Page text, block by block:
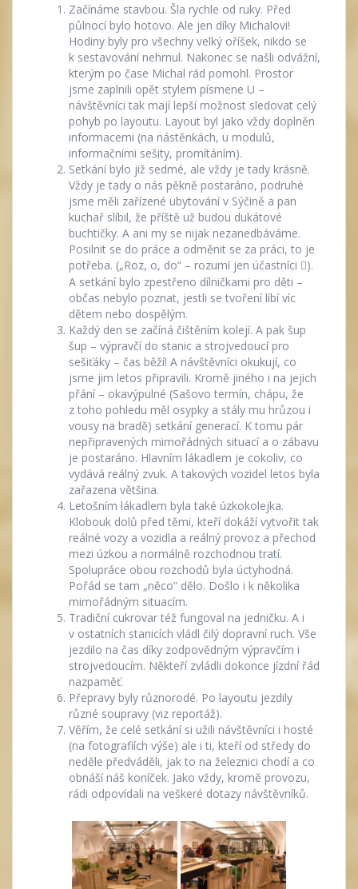
Začínáme stavbou. Šla rychle od ruky. Před
půlnocí bylo hotovo. Ale jen díky Michalovi!
Hodiny byly pro všechny velký oříšek, nikdo se
k sestavování nehrnul. Nakonec se našli odvážní,
kterým po čase Michal rád pomohl. Prostor
jsme zaplnili opět stylem písmene U –
návštěvníci tak mají lepší možnost sledovat celý
pohyb po layoutu. Layout byl jako vždy doplněn
informacemi (na nástěnkách, u modulů,
informačními sešity, promítáním).
Setkání bylo již sedmé, ale vždy je tady krásně.
Vždy je tady o nás pěkně postaráno, podruhé
jsme měli zařízené ubytování v Sýčině a pan
kuchař slíbil, že příště už budou dukátové
buchtičky. A ani my se nijak nezanedbáváme.
Posilnit se do práce a odměnit se za práci, to je
potřeba. („Roz, o, do“ – rozumí jen účastníci ).
A setkání bylo zpestřeno dílničkami pro děti –
občas nebylo poznat, jestli se tvoření líbí víc
dětem nebo dospělým.
Každý den se začíná čištěním kolejí. A pak šup
šup – výpravčí do stanic a strojvedoucí pro
sešiťáky – čas běží! A návštěvníci okukují, co
jsme jim letos připravili. Kromě jiného i na jejich
přání – okavýpulné (Sašovo termín, chápu, že
z toho pohledu měl osypky a stály mu hrůzou i
vousy na bradě) setkání generací. K tomu pár
nepřipravených mimořádných situací a o zábavu
je postaráno. Hlavním lákadlem je cokoliv, co
vydává reálný zvuk. A takových vozidel letos byla
zařazena většina.
Letošním lákadlem byla také úzkokolejka.
Klobouk dolů před těmi, kteří dokáží vytvořit tak
reálné vozy a vozidla a reálný provoz a přechod
mezi úzkou a normálně rozchodnou tratí.
Spolupráce obou rozchodů byla úctyhodná.
Pořád se tam „něco“ dělo. Došlo i k několika
mimořádným situacím.
Tradiční cukrovar též fungoval na jedničku. A i
v ostatních stanicích vládl čilý dopravní ruch. Vše
jezdilo na čas díky zodpovědným výpravčím i
strojvedoucím. Někteří zvládli dokonce jízdní řád
nazpaměť.
Přepravy byly různorodé. Po layoutu jezdily
různé soupravy (viz reportáž).
Věřím, že celé setkání si užili návštěvníci i hosté
(na fotografiích výše) ale i ti, kteří od středy do
neděle předváděli, jak to na železnici chodí a co
obnáší náš koníček. Jako vždy, kromě provozu,
rádi odpovídali na veškeré dotazy návštěvníků.